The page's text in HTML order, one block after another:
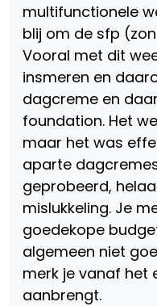
multifunctionele
blij om de sfp
Vooral met dit
insmeren en
dagcreme en
foundation. Het
maar het was
aparte
geprobeerd,
mislukkeling. Je
goedekope
algemeen niet
merk je vanaf het
aanbrengt.